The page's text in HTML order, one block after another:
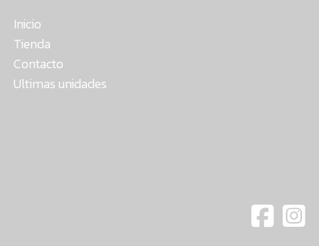
Inicio
Tienda
Contacto
Ultimas unidades